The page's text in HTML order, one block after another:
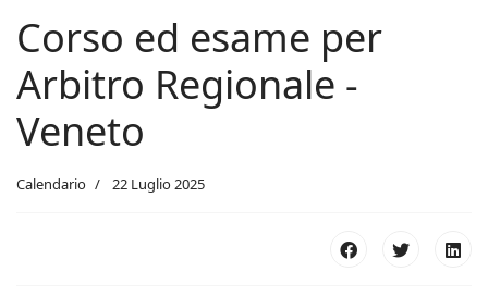
Corso ed esame per
Arbitro Regionale -
Veneto
Calendario 22 Luglio 2025